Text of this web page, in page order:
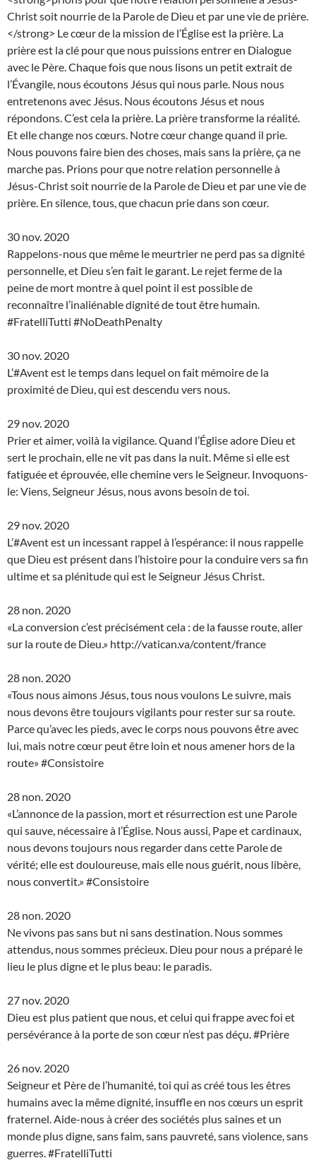
Christ soit nourrie de la Parole de Dieu et par une vie de prière.
</strong> Le cœur de la mission de l’Église est la prière. La
prière est la clé pour que nous puissions entrer en Dialogue
avec le Père. Chaque fois que nous lisons un petit extrait de
l’Évangile, nous écoutons Jésus qui nous parle. Nous nous
entretenons avec Jésus. Nous écoutons Jésus et nous
répondons. C’est cela la prière. La prière transforme la réalité.
Et elle change nos cœurs. Notre cœur change quand il prie.
Nous pouvons faire bien des choses, mais sans la prière, ça ne
marche pas. Prions pour que notre relation personnelle à
Jésus-Christ soit nourrie de la Parole de Dieu et par une vie de
prière. En silence, tous, que chacun prie dans son cœur.
30 nov. 2020
Rappelons-nous que même le meurtrier ne perd pas sa dignité
personnelle, et Dieu s’en fait le garant. Le rejet ferme de la
peine de mort montre à quel point il est possible de
reconnaître l’inaliénable dignité de tout être humain.
#FratelliTutti #NoDeathPenalty
30 nov. 2020
L’#Avent est le temps dans lequel on fait mémoire de la
proximité de Dieu, qui est descendu vers nous.
29 nov. 2020
Prier et aimer, voilà la vigilance. Quand l’Église adore Dieu et
sert le prochain, elle ne vit pas dans la nuit. Même si elle est
fatiguée et éprouvée, elle chemine vers le Seigneur. Invoquons-
le: Viens, Seigneur Jésus, nous avons besoin de toi.
29 nov. 2020
L’#Avent est un incessant rappel à l’espérance: il nous rappelle
que Dieu est présent dans l’histoire pour la conduire vers sa fin
ultime et sa plénitude qui est le Seigneur Jésus Christ.
28 non. 2020
«La conversion c’est précisément cela : de la fausse route, aller
sur la route de Dieu.» http://vatican.va/content/france
28 non. 2020
«Tous nous aimons Jésus, tous nous voulons Le suivre, mais
nous devons être toujours vigilants pour rester sur sa route.
Parce qu’avec les pieds, avec le corps nous pouvons être avec
lui, mais notre cœur peut être loin et nous amener hors de la
route» #Consistoire
28 non. 2020
«L’annonce de la passion, mort et résurrection est une Parole
qui sauve, nécessaire à l’Église. Nous aussi, Pape et cardinaux,
nous devons toujours nous regarder dans cette Parole de
vérité; elle est douloureuse, mais elle nous guérit, nous libère,
nous convertit.» #Consistoire
28 non. 2020
Ne vivons pas sans but ni sans destination. Nous sommes
attendus, nous sommes précieux. Dieu pour nous a préparé le
lieu le plus digne et le plus beau: le paradis.
27 nov. 2020
Dieu est plus patient que nous, et celui qui frappe avec foi et
persévérance à la porte de son cœur n’est pas déçu. #Prière
26 nov. 2020
Seigneur et Père de l’humanité, toi qui as créé tous les êtres
humains avec la même dignité, insuffle en nos cœurs un esprit
fraternel. Aide-nous à créer des sociétés plus saines et un
monde plus digne, sans faim, sans pauvreté, sans violence, sans
guerres. #FratelliTutti